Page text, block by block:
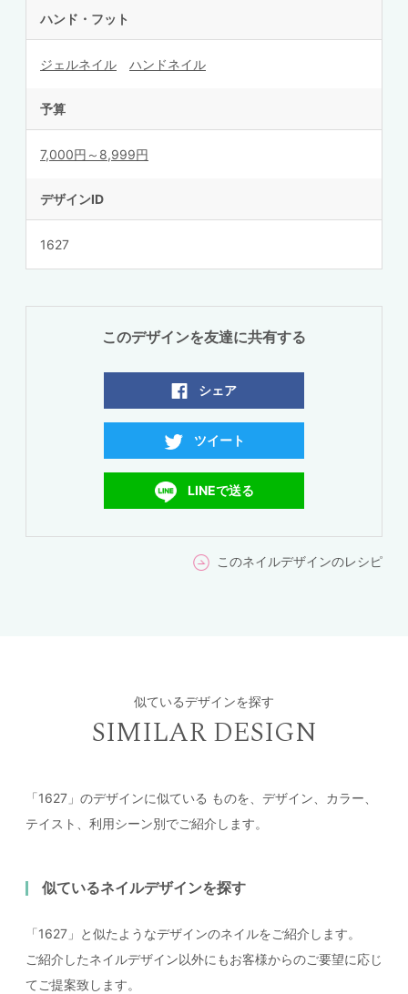
ハンド・フット
ジェルネイル ハンドネイル
予算
7,000円～8,999円
デザインID
1627
このデザインを友達に共有する
シェア
ツイート
LINEで送る
このネイルデザインのレシピ
似ているデザインを探す
SIMILAR DESIGN
「1627」のデザインに似ている ものを、デザイン、カラー、
テイスト、利用シーン別でご紹介します。
似ているネイルデザインを探す
「1627」と似たようなデザインのネイルをご紹介します。
ご紹介したネイルデザイン以外にもお客様からのご要望に応じ
てご提案致します。